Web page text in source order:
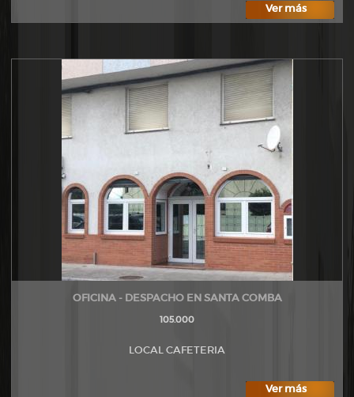
Ver más
OFICINA - DESPACHO EN SANTA COMBA
105.000
LOCAL CAFETERIA
Ver más